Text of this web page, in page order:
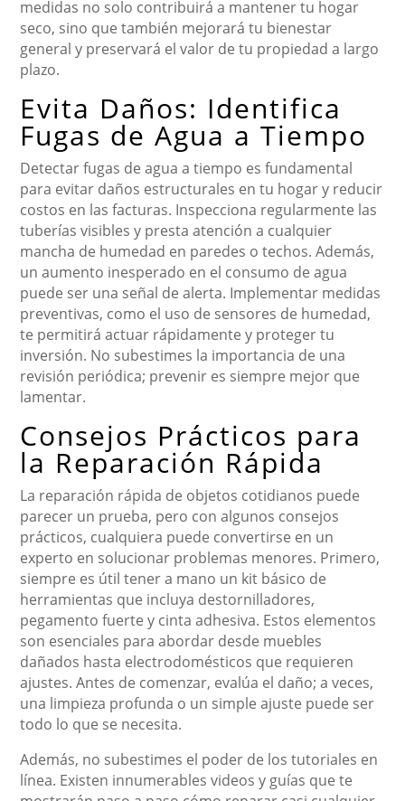
medidas no solo contribuirá a mantener tu hogar
seco, sino que también mejorará tu bienestar
general y preservará el valor de tu propiedad a largo
plazo.
Evita Daños: Identifica
Fugas de Agua a Tiempo
Detectar fugas de agua a tiempo es fundamental
para evitar daños estructurales en tu hogar y reducir
costos en las facturas. Inspecciona regularmente las
tuberías visibles y presta atención a cualquier
mancha de humedad en paredes o techos. Además,
un aumento inesperado en el consumo de agua
puede ser una señal de alerta. Implementar medidas
preventivas, como el uso de sensores de humedad,
te permitirá actuar rápidamente y proteger tu
inversión. No subestimes la importancia de una
revisión periódica; prevenir es siempre mejor que
lamentar.
Consejos Prácticos para
la Reparación Rápida
La reparación rápida de objetos cotidianos puede
parecer un prueba, pero con algunos consejos
prácticos, cualquiera puede convertirse en un
experto en solucionar problemas menores. Primero,
siempre es útil tener a mano un kit básico de
herramientas que incluya destornilladores,
pegamento fuerte y cinta adhesiva. Estos elementos
son esenciales para abordar desde muebles
dañados hasta electrodomésticos que requieren
ajustes. Antes de comenzar, evalúa el daño; a veces,
una limpieza profunda o un simple ajuste puede ser
todo lo que se necesita.
Además, no subestimes el poder de los tutoriales en
línea. Existen innumerables videos y guías que te